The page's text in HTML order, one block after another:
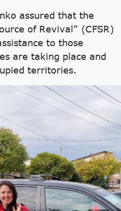
assured that the
of Revival” (CFSR)
to those
are taking place and
territories.